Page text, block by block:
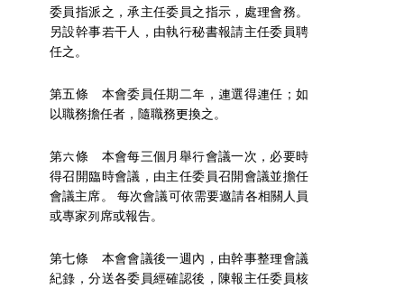
委員指派之，承主任委員之指示，處理會務。
另設幹事若干人，由執行秘書報請主任委員聘
任之。
第五條 本會委員任期二年，連選得連任；如
以職務擔任者，隨職務更換之。
第六條 本會每三個月舉行會議一次，必要時
得召開臨時會議，由主任委員召開會議並擔任
會議主席。 每次會議可依需要邀請各相關人員
或專家列席或報告。
第七條 本會會議後一週內，由幹事整理會議
紀錄，分送各委員經確認後，陳報主任委員核